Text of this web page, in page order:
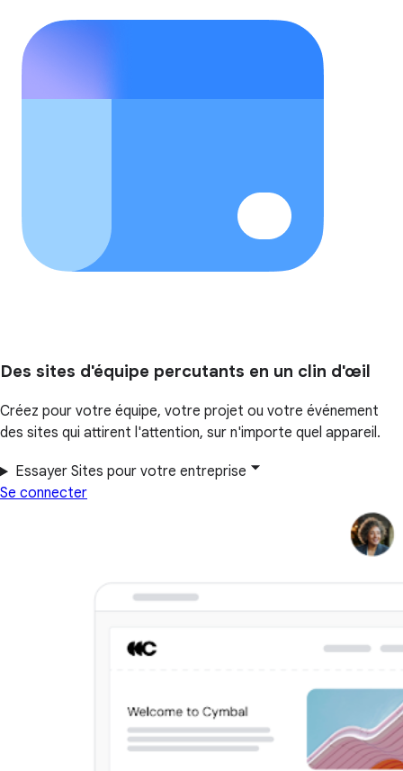
Des sites d'équipe percutants en un clin d'œil
Créez pour votre équipe, votre projet ou votre événement
des sites qui attirent l'attention, sur n'importe quel appareil.
Essayer Sites pour votre entreprise
Se connecter